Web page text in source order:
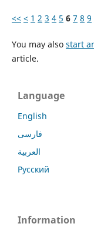
<< < 1 2 3 4 5 6 7 8 9
You may also start
article.
Language
English
فارسی
العربية
Русский
Information